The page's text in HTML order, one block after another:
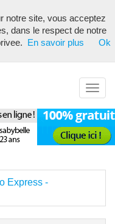
optimisé seo avec
du contenu pertinent
vos fiches
Express -
notre site, vous acceptez
dans le respect de notre
En savoir plus Ok